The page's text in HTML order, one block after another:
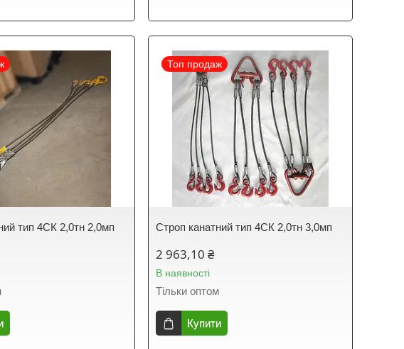
тип 4СК 2,0тн 2,0мп
Топ продаж
Строп канатний тип 4СК 2,0тн 3,0мп
2 963,10 ₴
В наявності
Тільки оптом
Купити